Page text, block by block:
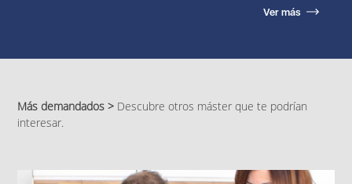
Ver más
Más demandados > Descubre otros máster que te podrían
interesar.